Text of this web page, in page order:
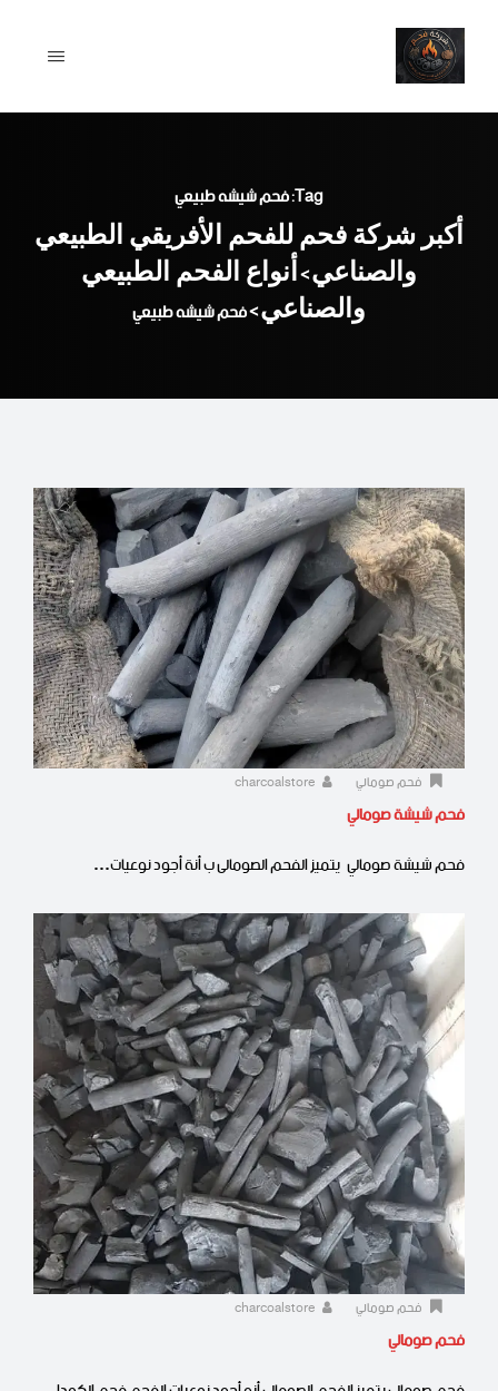
content
Tag: فحم شيشه طبيعي
أكبر شركة فحم للفحم الأفريقي الطبيعي
والصناعي>أنواع الفحم الطبيعي
والصناعي>فحم شيشه طبيعي
فحم صومالي
فحم شيشة صومالي
فحم شيشة صومالي يتميز الفحم الصومالى ب أنة أجود نوعيات…
فحم صومالي
فحم صومالي